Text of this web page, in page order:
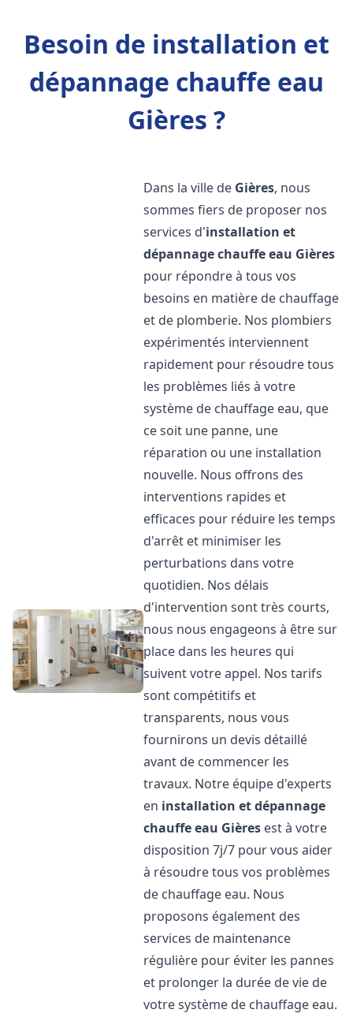
Besoin de installation et
dépannage chauffe eau
Gières ?
Dans la ville de Gières, nous
sommes fiers de proposer nos
services d'installation et
dépannage chauffe eau Gières
pour répondre à tous vos
besoins en matière de chauffage
et de plomberie. Nos plombiers
expérimentés interviennent
rapidement pour résoudre tous
les problèmes liés à votre
système de chauffage eau, que
ce soit une panne, une
réparation ou une installation
nouvelle. Nous offrons des
interventions rapides et
efficaces pour réduire les temps
d'arrêt et minimiser les
perturbations dans votre
quotidien. Nos délais
d'intervention sont très courts,
nous nous engageons à être sur
place dans les heures qui
suivent votre appel. Nos tarifs
sont compétitifs et
transparents, nous vous
fournirons un devis détaillé
avant de commencer les
travaux. Notre équipe d'experts
en installation et dépannage
chauffe eau Gières est à votre
disposition 7j/7 pour vous aider
à résoudre tous vos problèmes
de chauffage eau. Nous
proposons également des
services de maintenance
régulière pour éviter les pannes
et prolonger la durée de vie de
votre système de chauffage eau.